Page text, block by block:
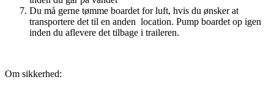
Du må gerne tømme boardet for luft, hvis du ønsker at
transportere det til en anden location. Pump boardet op igen
inden du aflevere det tilbage i traileren.
Om sikkerhed: